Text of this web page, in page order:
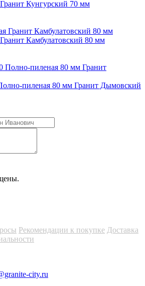
Кунгурский 70 мм
Камбулатовский 80 мм
пиленая 80 мм Гранит Дымовский
Рекомендации к покупке Доставка
city.ru